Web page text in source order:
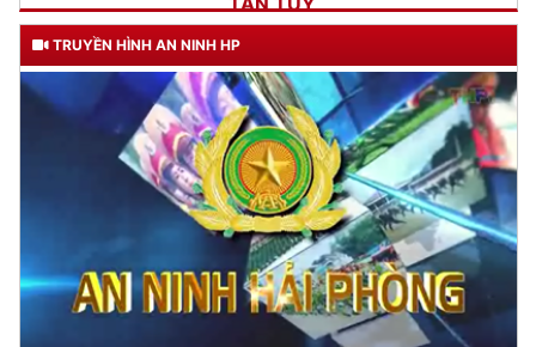
Trích thư Chủ tịch Hồ Chí Minh
gửi Công an Khu XII,
ngày 11 tháng 3 năm 1948.
TRUYỀN HÌNH AN NINH HP